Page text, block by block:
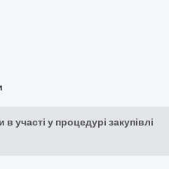
участі у процедурі закупівлі